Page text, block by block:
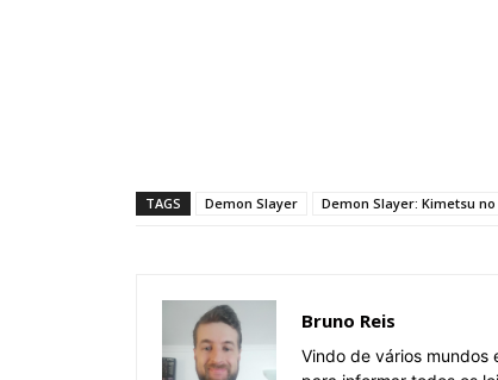
TAGS Demon Slayer Demon Slayer: Kimetsu no
Bruno Reis
Vindo de vários